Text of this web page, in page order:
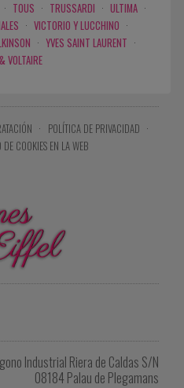
· TOUS · TRUSSARDI · ULTIMA ·
· VICTORIO Y LUCCHINO ·
· YVES SAINT LAURENT ·
VOLTAIRE
· POLÍTICA DE PRIVACIDAD ·
DE COOKIES EN LA WEB
Industrial Riera de Caldas S/N
08184 Palau de Plegamans